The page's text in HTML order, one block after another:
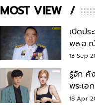
MOST VIEW
เปิดปร
พล.อ.
พาณิชย์
สมช.-เล
รมว.ก
13 Sep
รู้จัก คั
พระเอ
สมบัติแ
18 Apr